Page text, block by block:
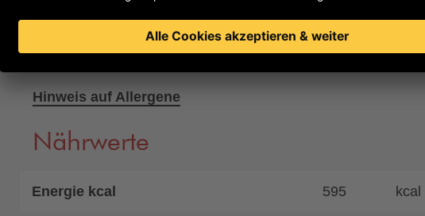
Kann Spuren von Schalenfrüchten aller Art, Erdnüssen,
Sesam enthalten.
Hinweis auf Allergene
Nährwerte
Energie kcal 595 kcal